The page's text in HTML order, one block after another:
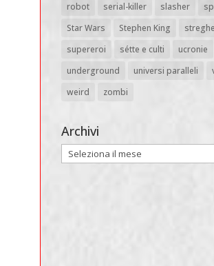
robot
serial-killer slasher
Star Wars
Stephen King
streghe
supereroi
sétte e culti
ucronie
underground
universi paralleli
weird
zombi
Archivi
Archivi